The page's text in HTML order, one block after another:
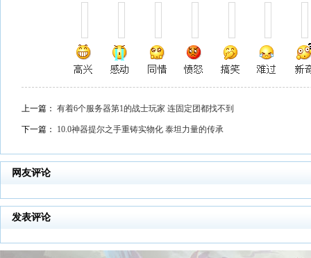
上一篇： 有着6个服务器第1的战士玩家 连固定团都找不到
下一篇： 10.0神器提尔之手重铸实物化 泰坦力量的传承
网友评论
发表评论